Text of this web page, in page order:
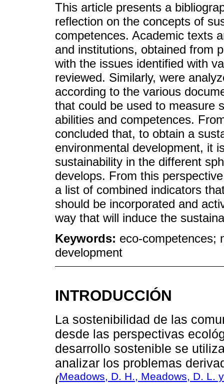
This article presents a
reflection on the concepts of
competences. Academic texts
and institutions, obtained from
with the issues identified with
reviewed. Similarly, were
according to the various
that could be used to measure
abilities and competences.
concluded that, to obtain a
environmental development, it
sustainability in the different
develops. From this
a list of combined indicators
should be incorporated and
way that will induce the
Keywords: eco-competences;
development
INTRODUCCIÓN
La sostenibilidad de las
desde las perspectivas
desarrollo sostenible se
analizar los problemas
(Meadows, D. H., Meadows, D. L.